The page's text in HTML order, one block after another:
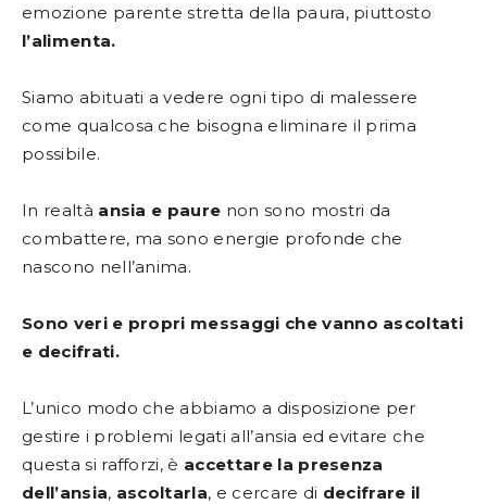
emozione parente stretta della paura, piuttosto
l’alimenta.
Siamo abituati a vedere ogni tipo di malessere
come qualcosa che bisogna eliminare il prima
possibile.
In realtà ansia e paure non sono mostri da
combattere, ma sono energie profonde che
nascono nell’anima.
Sono veri e propri messaggi che vanno ascoltati
e decifrati.
L’unico modo che abbiamo a disposizione per
gestire i problemi legati all’ansia ed evitare che
questa si rafforzi, è accettare la presenza
dell’ansia, ascoltarla, e cercare di decifrare il